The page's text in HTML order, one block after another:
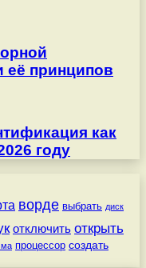
её принципов
как
году
ворде выбрать диск
отключить открыть
процессор создать